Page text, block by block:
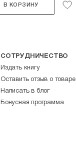
В КОРЗИНУ
СОТРУДНИЧЕСТВО
Издать книгу
Оставить отзыв о товаре
Написать в блог
Бонусная программа